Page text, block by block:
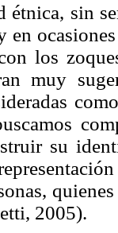
sin
en
los
muy
su
2005).